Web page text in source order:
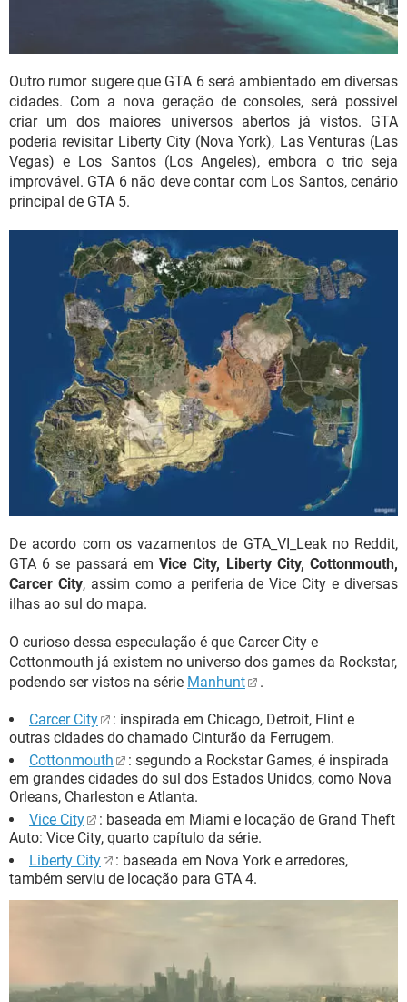
Outro rumor sugere que GTA 6 será ambientado em diversas
cidades. Com a nova geração de consoles, será possível
criar um dos maiores universos abertos já vistos. GTA
poderia revisitar Liberty City (Nova York), Las Venturas (Las
Vegas) e Los Santos (Los Angeles), embora o trio seja
improvável. GTA 6 não deve contar com Los Santos, cenário
principal de GTA 5.
De acordo com os vazamentos de GTA_VI_Leak no Reddit,
GTA 6 se passará emVice City, Liberty City, Cottonmouth,
Carcer City, assim como a periferia de Vice City e diversas
ilhas ao sul do mapa.
O curioso dessa especulação é que Carcer City e
Cottonmouth já existem no universo dos games da Rockstar,
podendo ser vistos na série Manhunt .
Carcer City
: inspirada em Chicago, Detroit, Flint e
outras cidades do chamado Cinturão da Ferrugem.
Cottonmouth
: segundo a Rockstar Games, é inspirada
em grandes cidades do sul dos Estados Unidos, como Nova
Orleans, Charleston e Atlanta.
Vice City
: baseada em Miami e locação de Grand Theft
Auto: Vice City, quarto capítulo da série.
Liberty City
: baseada em Nova York e arredores,
também serviu de locação para GTA 4.